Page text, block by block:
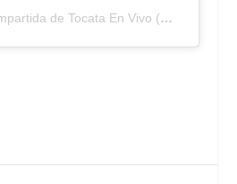
Una publicación compartida de Tocata En Vivo (@tocatalaprevia)